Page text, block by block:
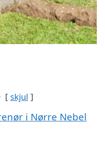
skjul
i Nørre Nebel